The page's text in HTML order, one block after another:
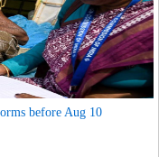
before Aug 10